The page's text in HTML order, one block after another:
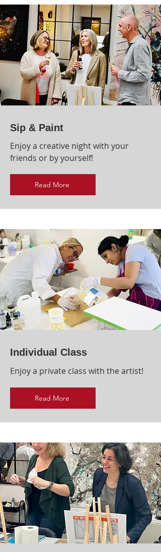
Sip & Paint
Enjoy a creative night with your
friends or by yourself!
Read More
Individual Class
Enjoy a private class with the artist!
Read More